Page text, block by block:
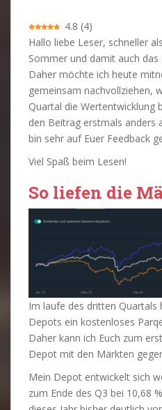
4.8 (4)
Hallo liebe Leser, schneller
Sommer und damit auch
Daher möchte ich heute
gemeinsam nachvollziehen,
Quartal die Wertentwicklung
den Beitrag erstmals anders
bin sehr auf Euer Feedback
Viel Spaß beim Lesen!
So liefen die
Im laufe des dritten Quartals
Depots ein kostenloses
Daher kann ich Euch zum
Depot mit den Märkten
Mein Depot entwickelt sich
zum Ende des Q3 bei 10,68